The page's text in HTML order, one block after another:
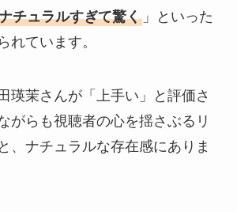
チュラルすぎて驚く」といった
れています。
瑛茉さんが「上手い」と評価さ
がらも視聴者の心を揺さぶるリ
、ナチュラルな存在感にありま